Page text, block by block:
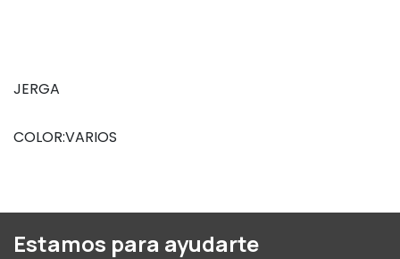
JERGA
COLOR:VARIOS
Estamos para ayudarte